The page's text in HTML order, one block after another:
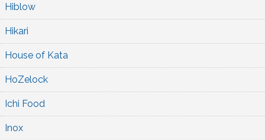
Hiblow
Hikari
House of Kata
HoZelock
Ichi Food
Inox